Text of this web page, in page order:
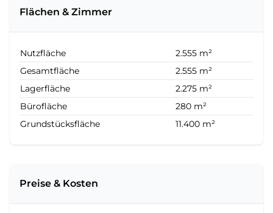
Flächen & Zimmer
Nutzfläche
2.555 m²
Gesamtfläche
2.555 m²
Lagerfläche
2.275 m²
Bürofläche
280 m²
Grundstücksfläche
11.400 m²
Preise & Kosten